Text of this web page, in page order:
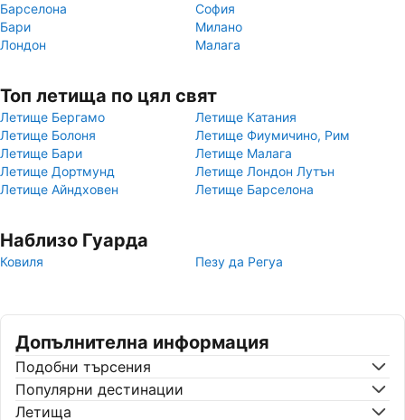
Барселона
София
Бари
Милано
Лондон
Малага
Топ летища по цял свят
Летище Бергамо
Летище Катания
Летище Болоня
Летище Фиумичино, Рим
Летище Бари
Летище Малага
Летище Дортмунд
Летище Лондон Лутън
Летище Айндховен
Летище Барселона
Наблизо Гуарда
Ковиля Пезу да Регуа
Допълнителна информация
Подобни търсения
Популярни дестинации
Летища